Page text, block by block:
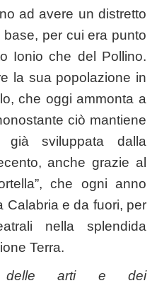
ad avere un distretto
per cui era punto
Ionio che del Pollino.
la sua popolazione in
che oggi ammonta a
ciò mantiene
già sviluppata dalla
anche grazie al
che ogni anno
Calabria e da fuori, per
nella splendida
Terra.
delle arti e dei